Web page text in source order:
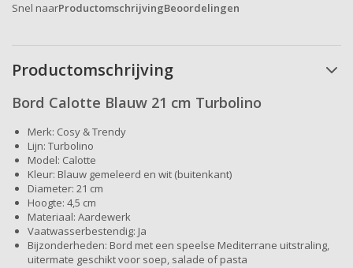
Snel naarProductomschrijvingBeoordelingen
Productomschrijving
Bord Calotte Blauw 21 cm Turbolino
Merk: Cosy & Trendy
Lijn: Turbolino
Model: Calotte
Kleur: Blauw gemeleerd en wit (buitenkant)
Diameter: 21 cm
Hoogte: 4,5 cm
Materiaal: Aardewerk
Vaatwasserbestendig: Ja
Bijzonderheden: Bord met een speelse Mediterrane uitstraling,
uitermate geschikt voor soep, salade of pasta